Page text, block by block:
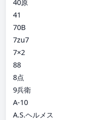
40原
41
70B
7zu7
7×2
88
8点
9兵衛
A-10
A.S.ヘルメス